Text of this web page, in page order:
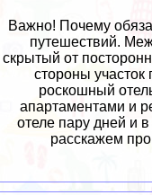
Важно! Почему
путешествий.
скрытый от
стороны
роскошный
апартаментами и
отеле пару дней и
расскажем